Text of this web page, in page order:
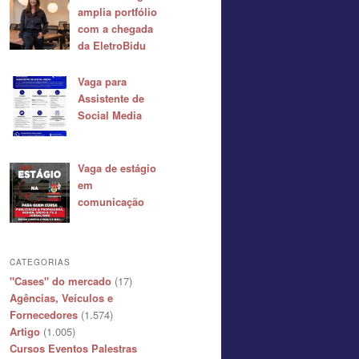
amplia portfólio
com a chegada
da EletroBidu
Vaga para
Assistente de
Social Media
Vaga de estágio
em
comunicação
CATEGORIAS
"Cases" do mercado (17)
Agências, Veículos e
Fornecedores (1.574)
Artigo (1.005)
Cursos Eventos Palestras